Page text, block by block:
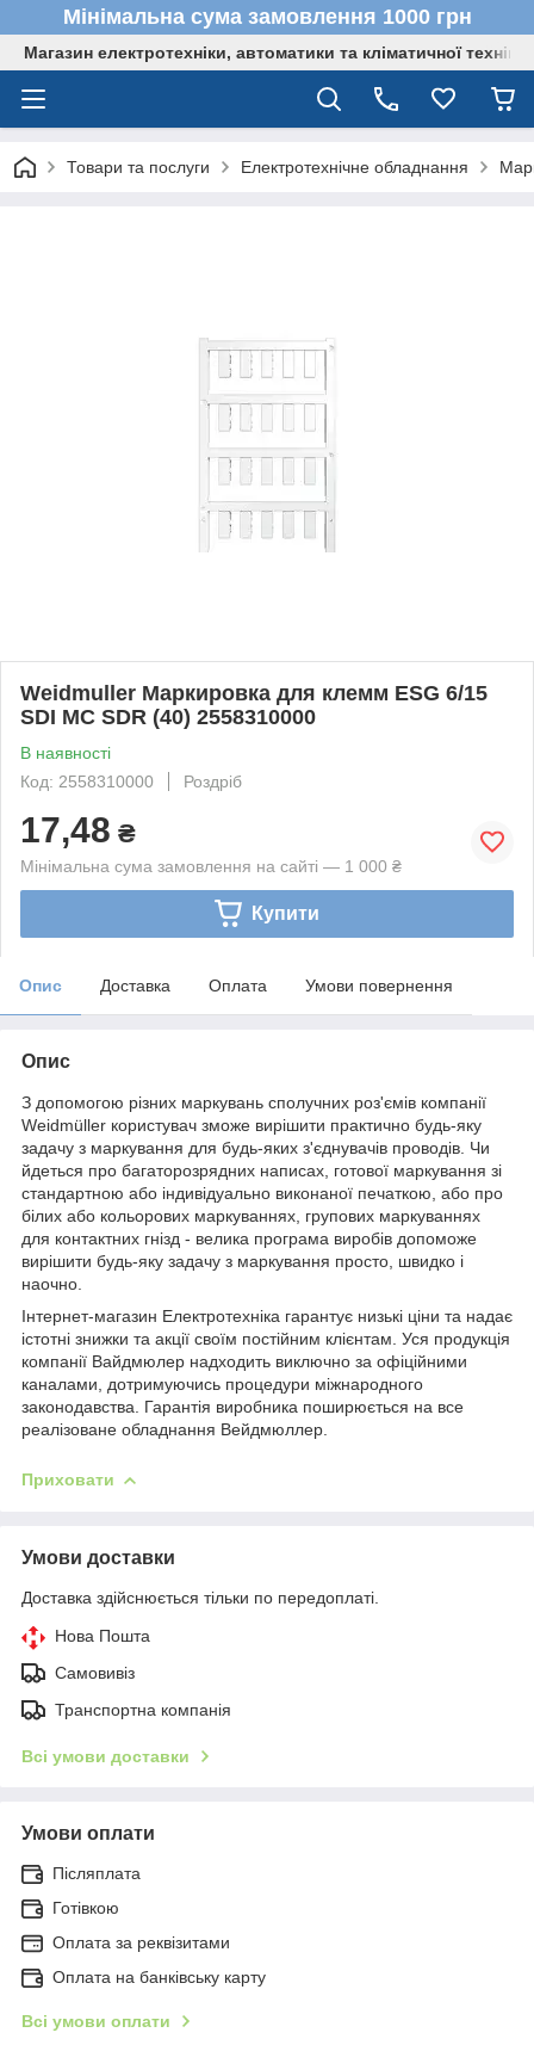
Мінімальна сума замовлення 1000 грн
Магазин електротехніки, автоматики та кліматичної техніки
Товари та послуги Електротехнічне обладнання
Weidmuller Маркировка для клемм ESG 6/15
SDI MC SDR (40) 2558310000
В наявності
Код: 2558310000
Роздріб
17,48 ₴
Мінімальна сума замовлення на сайті — 1 000 ₴
Купити
Опис Доставка Оплата Умови повернення
Опис
З допомогою різних маркувань сполучних роз'ємів компанії
Weidmüller користувач зможе вирішити практично будь-яку
задачу з маркування для будь-яких з'єднувачів проводів. Чи
йдеться про багаторозрядних написах, готової маркування зі
стандартною або індивідуально виконаної печаткою, або про
білих або кольорових маркуваннях, групових маркуваннях
для контактних гнізд - велика програма виробів допоможе
вирішити будь-яку задачу з маркування просто, швидко і
наочно.
Інтернет-магазин Електротехніка гарантує низькі ціни та надає
істотні знижки та акції своїм постійним клієнтам. Уся продукція
компанії Вайдмюлер надходить виключно за офіційними
каналами, дотримуючись процедури міжнародного
законодавства. Гарантія виробника поширюється на все
реалізоване обладнання Вейдмюллер.
Приховати
Умови доставки
Доставка здійснюється тільки по передоплаті.
Нова Пошта
Самовивіз
Транспортна компанія
Всі умови доставки
Умови оплати
Післяплата
Готівкою
Оплата за реквізитами
Оплата на банківську карту
Всі умови оплати